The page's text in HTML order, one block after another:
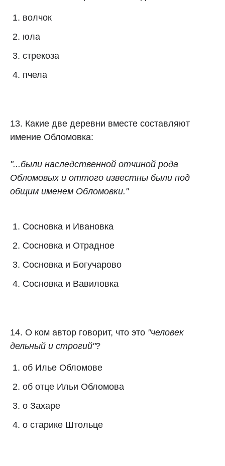
волчок
юла
стрекоза
пчела
13. Какие две деревни вместе составляют
имение Обломовка:
"...были наследственной отчиной рода
Обломовых и оттого известны были под
общим именем Обломовки."
Сосновка и Ивановка
Сосновка и Отрадное
Сосновка и Богучарово
Сосновка и Вавиловка
14. О ком автор говорит, что это "человек
дельный и строгий"?
об Илье Обломове
об отце Ильи Обломова
о Захаре
о старике Штольце